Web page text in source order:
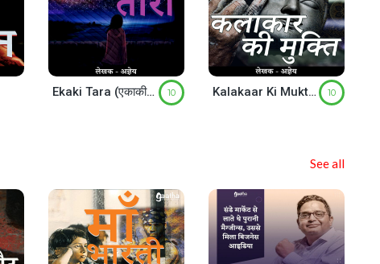
Ekaki Tara (एकाकी तारा) 10 Kalakaar Ki Mukti (कलाकार की मुक्ति) 10
See all